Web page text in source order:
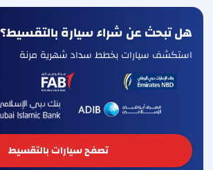
هل تبحث عن شراء سيارة بالتقسيط؟
استكشف سيارات بخطط سداد شهرية مرنة
تصفح سيارات بالتقسيط